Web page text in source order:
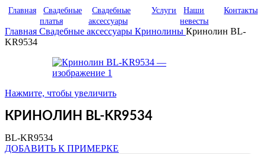
Главная
Свадебные
платья
Свадебные
аксессуары
Услуги
Наши
невесты
Контакты
Главная Свадебные аксессуары Кринолины Кринолин BL-
KR9534
Нажмите, чтобы увеличить
КРИНОЛИН BL-KR9534
BL-KR9534
ДОБАВИТЬ К ПРИМЕРКЕ